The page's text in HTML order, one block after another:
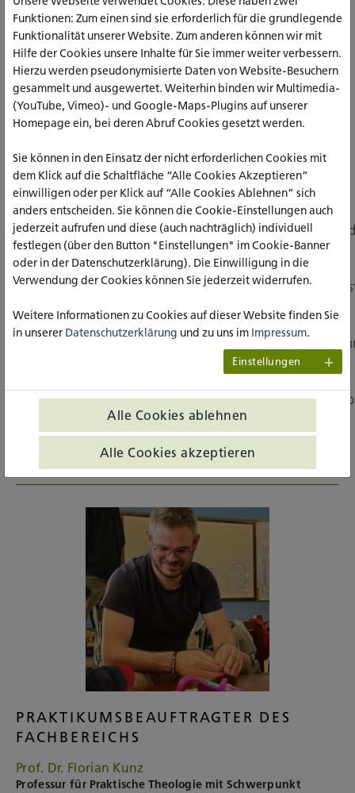
Fachbereichs Theologie einreichen müssen.
DOWNLOADS
Praktikumsordnung für den
Bachelorstudiengang Angewandte
PDF [168 KB]
Formular zur Praktikumsanmeldung PDF [187 KB]
2024-10-
2024-10-
2024-10-
ANSPRECHPERSONEN
PRAKTIKUMSBEAUFTRAGTER DES
FACHBEREICHS
Prof. Dr. Florian Kunz
Professur für Praktische Theologie mit Schwerpunkt
Funktionen: Zum einen sind sie erforderlich für die grundlegende
Funktionalität unserer Website. Zum anderen können wir mit
Hilfe der Cookies unsere Inhalte für Sie immer weiter verbessern.
Hierzu werden pseudonymisierte Daten von Website-Besuchern
gesammelt und ausgewertet. Weiterhin binden wir Multimedia-
(YouTube, Vimeo)- und Google-Maps-Plugins auf unserer
Homepage ein, bei deren Abruf Cookies gesetzt werden.
Sie können in den Einsatz der nicht erforderlichen Cookies mit
dem Klick auf die Schaltfläche “Alle Cookies Akzeptieren”
einwilligen oder per Klick auf “Alle Cookies Ablehnen” sich
anders entscheiden. Sie können die Cookie-Einstellungen auch
jederzeit aufrufen und diese (auch nachträglich) individuell
festlegen (über den Button "Einstellungen" im Cookie-Banner
oder in der Datenschutzerklärung). Die Einwilligung in die
Verwendung der Cookies können Sie jederzeit widerrufen.
Weitere Informationen zu Cookies auf dieser Website finden Sie
in unserer Datenschutzerklärung und zu uns im Impressum.
Einstellungen
Alle Cookies ablehnen
Alle Cookies akzeptieren